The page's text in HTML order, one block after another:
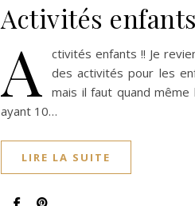
Activités
A
ctivités enfants !! Je
des activités pour les
mais il faut quand
ayant 10…
LIRE LA SUITE